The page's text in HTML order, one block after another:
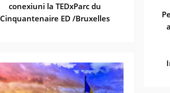
conexiuni la TEDxParc du
Cinquantenaire ED /Bruxelles